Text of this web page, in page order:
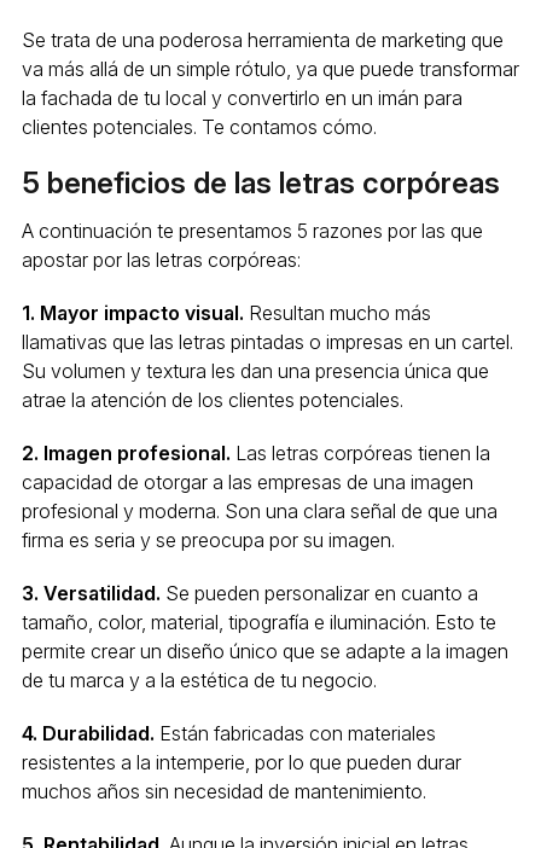
Se trata de una poderosa herramienta de marketing que
va más allá de un simple rótulo, ya que puede transformar
la fachada de tu local y convertirlo en un imán para
clientes potenciales. Te contamos cómo.
5 beneficios de las letras corpóreas
A continuación te presentamos 5 razones por las que
apostar por las letras corpóreas:
1. Mayor impacto visual. Resultan mucho más
llamativas que las letras pintadas o impresas en un cartel.
Su volumen y textura les dan una presencia única que
atrae la atención de los clientes potenciales.
2. Imagen profesional. Las letras corpóreas tienen la
capacidad de otorgar a las empresas de una imagen
profesional y moderna. Son una clara señal de que una
firma es seria y se preocupa por su imagen.
3. Versatilidad. Se pueden personalizar en cuanto a
tamaño, color, material, tipografía e iluminación. Esto te
permite crear un diseño único que se adapte a la imagen
de tu marca y a la estética de tu negocio.
4. Durabilidad. Están fabricadas con materiales
resistentes a la intemperie, por lo que pueden durar
muchos años sin necesidad de mantenimiento.